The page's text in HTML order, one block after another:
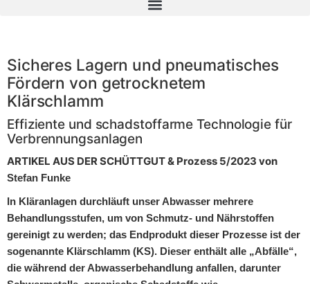
Sicheres Lagern und pneumatisches
Fördern von getrocknetem
Klärschlamm
Effiziente und schadstoffarme Technologie für
Verbrennungsanlagen
ARTIKEL AUS DER SCHÜTTGUT & Prozess 5/2023 von
Stefan Funke
In Kläranlagen durchläuft unser Abwasser mehrere
Behandlungsstufen, um von Schmutz- und Nährstoffen
gereinigt zu werden; das Endprodukt dieser Prozesse ist der
sogenannte Klärschlamm (KS). Dieser enthält alle „Abfälle“,
die während der Abwasserbehandlung anfallen, darunter